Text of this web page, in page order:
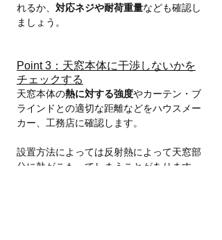
れるか、 対応ネジや耐荷重量なども確認し
ましょう。
Point 3：天窓本体に干渉しないかを
チェックする
天窓本体の熱に対する強度やカーテン・ブ
ラインドとの適切な距離などをハウスメー
カー、工務店に確認します。
設置方法によっては反射熱によって天窓部
分に熱がこもってしまうことがあります。